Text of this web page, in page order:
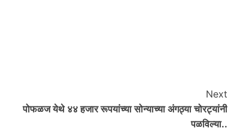
Next
पोफळज येथे ४४ हजार रूपयांच्या सोन्याच्या अंगठ्या चोरट्यांनी
पळविल्या..